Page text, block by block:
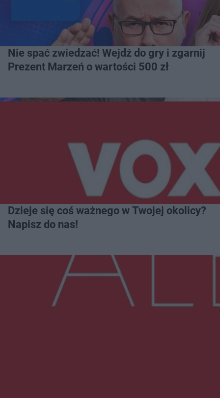
Nie spać zwiedzać! Wejdź do gry i zgarnij
Prezent Marzeń o wartości 500 zł
Dzieje się coś ważnego w Twojej okolicy?
Napisz do nas!
Więcej